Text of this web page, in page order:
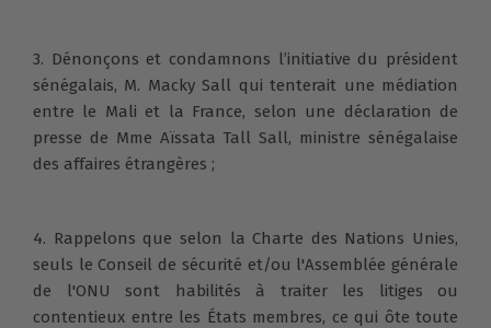
3. Dénonçons et condamnons l’initiative du président
sénégalais, M. Macky Sall qui tenterait une médiation
entre le Mali et la France, selon une déclaration de
presse de Mme Aïssata Tall Sall, ministre sénégalaise
des affaires étrangères ;
4. Rappelons que selon la Charte des Nations Unies,
seuls le Conseil de sécurité et/ou l'Assemblée générale
de l'ONU sont habilités à traiter les litiges ou
contentieux entre les États membres, ce qui ôte toute